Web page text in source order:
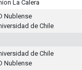
La Calera
Nublense
de Chile
de Chile
Nublense